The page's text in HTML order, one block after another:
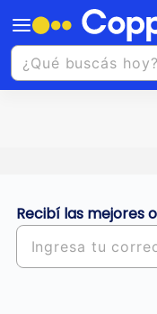
Recibí las mejores